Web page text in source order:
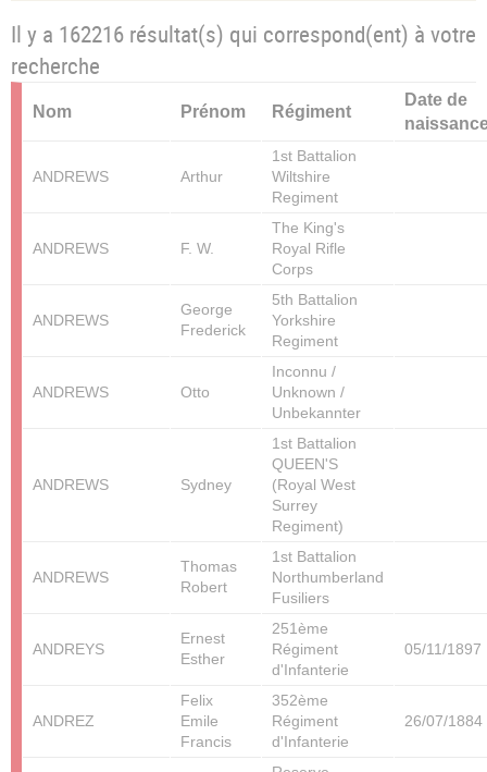
Il y a 162216 résultat(s) qui correspond(ent) à votre
recherche
Nom Prénom Régiment
Date de
ANDREWS Arthur
1st Battalion
Wiltshire
Regiment
ANDREWS F. W.
The King's
Royal Rifle
Corps
ANDREWS
George
Frederick
5th Battalion
Yorkshire
Regiment
ANDREWS Otto
Inconnu /
Unknown /
Unbekannter
ANDREWS Sydney
1st Battalion
QUEEN'S
(Royal West
Surrey
Regiment)
ANDREWS
Thomas
Robert
1st Battalion
Northumberland
Fusiliers
ANDREYS
Ernest
Esther
251ème
Régiment
d'Infanterie
05/11/1897
ANDREZ
Felix
Emile
Francis
352ème
Régiment
d'Infanterie
26/07/1884